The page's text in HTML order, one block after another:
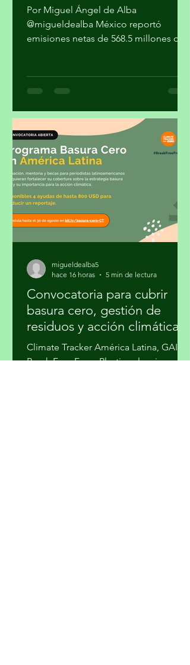
Por Miguel Ángel de Alba
@migueldealba México reportó
emisiones netas de 568.5 millones de
las Naciones Unidas sobre el Cambio
Climático (CMNUCC) en noviembre de
2025, fija un rango de entre 364 y 404
MtCO₂e para 2035. Tomando como
referencia 2022, la meta implica una
disminución de entre 164.5 y 204.5
MtCO₂e en 13 años: una reducción de
entre 29 a 36 por ciento. El rango
condi
Convocatoria para cubrir
basura cero, gestión de
residuos y acción climática
Climate Tracker América Latina, GAIA y
Break Free From Plastic seleccionarán
migueldealba5
hace 16 horas
5 min de lectura